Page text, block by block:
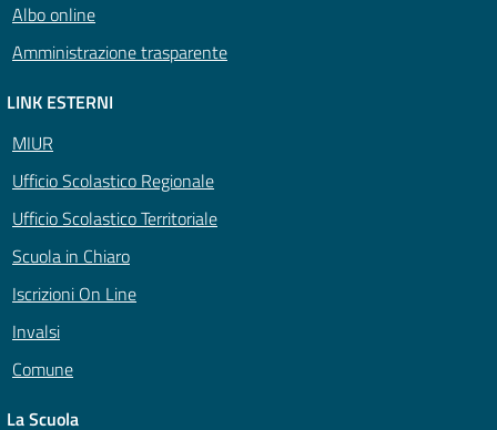
Albo online
Amministrazione trasparente
LINK ESTERNI
MIUR
Ufficio Scolastico Regionale
Ufficio Scolastico Territoriale
Scuola in Chiaro
Iscrizioni On Line
Invalsi
Comune
La Scuola